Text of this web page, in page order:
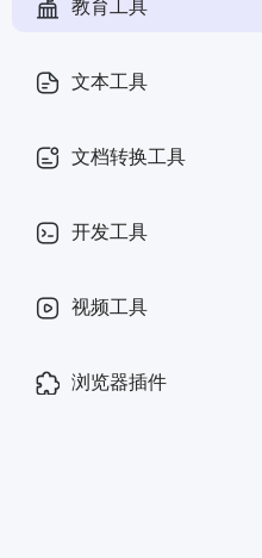
教育工具
文本工具
文档转换工具
开发工具
视频工具
浏览器插件